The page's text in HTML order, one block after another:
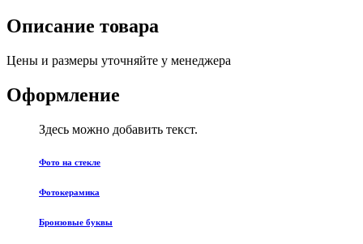
Описание товара
Цены и размеры уточняйте у менеджера
Оформление
Здесь можно добавить текст.
Фото на стекле
Фотокерамика
Бронзовые буквы